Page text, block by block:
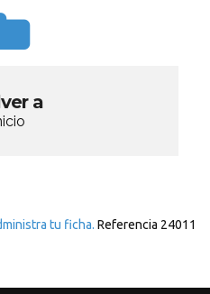
a
tu ficha. Referencia 24011